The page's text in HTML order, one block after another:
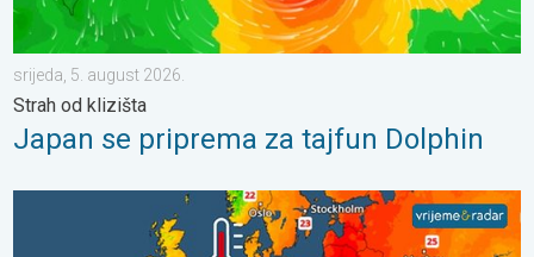
srijeda, 5. august 2026.
Strah od klizišta
Japan se priprema za tajfun Dolphin
Europska mora neobično topla. Do 30 stupnjeva. . . subota,